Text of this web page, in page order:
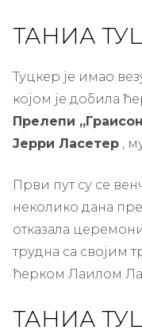
ТАНИА
Туцкер је имао
којом је добила
Прелепи
Јерри Ласетер ,
Први пут су се
неколико дана
отказала
трудна са својим
ћерком Лаилом
ТАНИА